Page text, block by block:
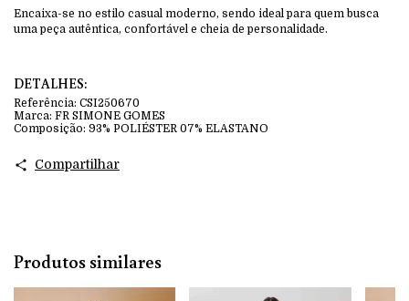
Encaixa-se no estilo casual moderno, sendo ideal para quem busca
uma peça autêntica, confortável e cheia de personalidade.
DETALHES:
Referência: CSI250670
Marca: FR SIMONE GOMES
Composição: 93% POLIÉSTER 07% ELASTANO
Compartilhar
Produtos similares